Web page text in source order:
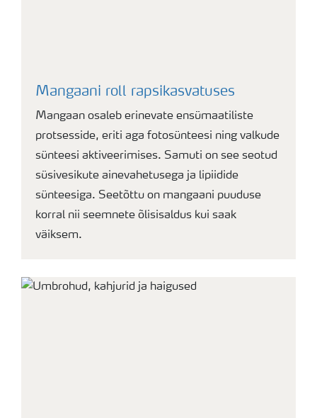
Mangaani roll rapsikasvatuses
Mangaan osaleb erinevate ensümaatiliste
protsesside, eriti aga fotosünteesi ning valkude
sünteesi aktiveerimises. Samuti on see seotud
süsivesikute ainevahetusega ja lipiidide
sünteesiga. Seetõttu on mangaani puuduse
korral nii seemnete õlisisaldus kui saak
väiksem.